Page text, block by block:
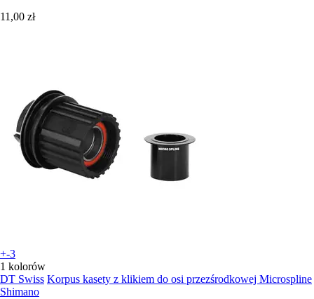
11,00 zł
+-3
1 kolorów
DT Swiss Korpus kasety z klikiem do osi przezśrodkowej Microspline
Shimano